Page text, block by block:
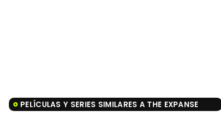
PELÍCULAS Y SERIES SIMILARES A THE EXPANSE